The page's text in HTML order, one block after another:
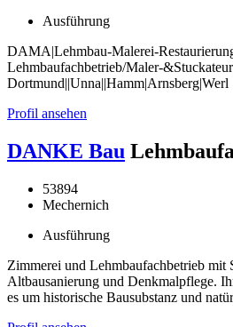
Ausführung
DAMA|Lehmbau-Malerei-
Lehmbaufachbetrieb/Maler-
Dortmund||Unna||Hamm|Arnsberg|Werl
Profil ansehen
DANKE Bau
53894
Mechernich
Ausführung
Zimmerei und Lehmbaufachbetrieb mit
Altbausanierung und Denkmalpflege.
es um historische Bausubstanz und